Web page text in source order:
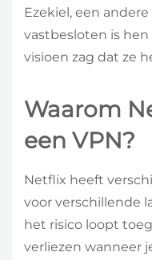
Ezekiel, een
vastbesloten is
visioen zag dat ze
Waarom
een VPN?
Netflix heeft
voor verschillende
het risico loopt
verliezen wanneer